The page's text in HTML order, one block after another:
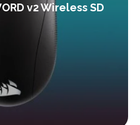
v2 Wireless SD